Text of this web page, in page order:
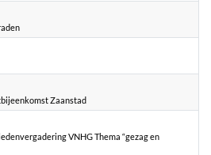
Zaanstad
VNHG Thema “gezag en